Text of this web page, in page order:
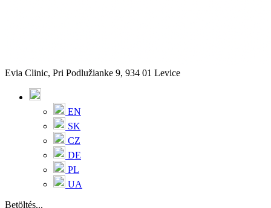
Evia Clinic, Pri Podlužianke 9, 934 01 Levice
EN
SK
CZ
DE
PL
UA
Betöltés...